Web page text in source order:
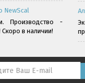
NewScal
Производство -
Скоро в наличии!